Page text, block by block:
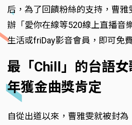
后，為了回饋粉絲的支持，曹
辦「愛你在線等520線上直播音
生活或friDay影音會員，即可免
最「Chill」的台語女
年獲金曲獎肯定
自從出道以來，曹雅雯就被封